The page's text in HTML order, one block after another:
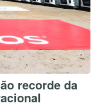
recorde da